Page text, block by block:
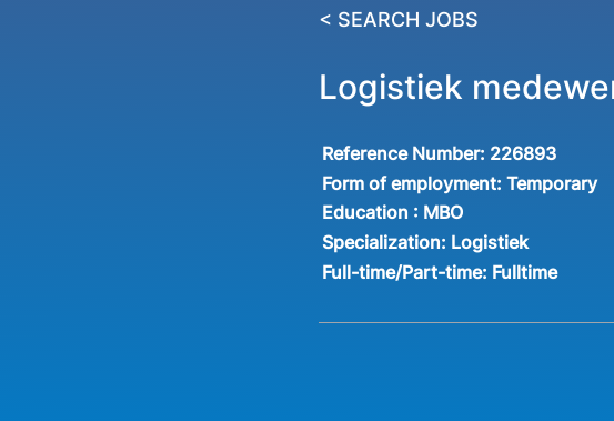
< SEARCH JOBS
Logistiek
Reference Number: 226893
Form of employment:Temporary
Education : MBO
Specialization: Logistiek
Full-time/Part-time: Fulltime